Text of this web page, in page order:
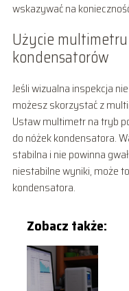
wskazywać na
Użycie
kondensatorów
Jeśli wizualna inspekcja
możesz skorzystać z
Ustaw multimetr na tryb
do nóżek kondensatora.
stabilna i nie powinna
niestabilne wyniki, może
kondensatora.
Zobacz także: